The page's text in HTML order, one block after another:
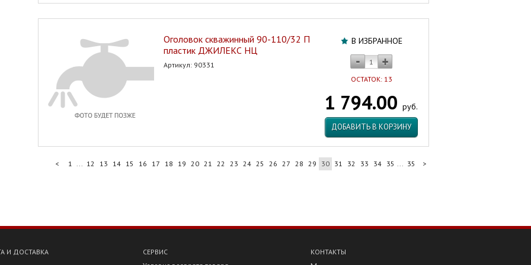
В ИЗБРАННОЕ
ОСТАТОК: 13
1 794.00 руб.
ДОБАВИТЬ В КОРЗИНУ
Оголовок скважинный 90-110/32 П
пластик ДЖИЛЕКС НЦ
Артикул: 90331
< 1 ... 12 13 14 15 16 17 18 19 20 21 22 23 24 25 26 27 28 29 30 31 32 33 34 35 ... 35 >
КОНТАКТЫ
И ДОСТАВКА
СЕРВИС